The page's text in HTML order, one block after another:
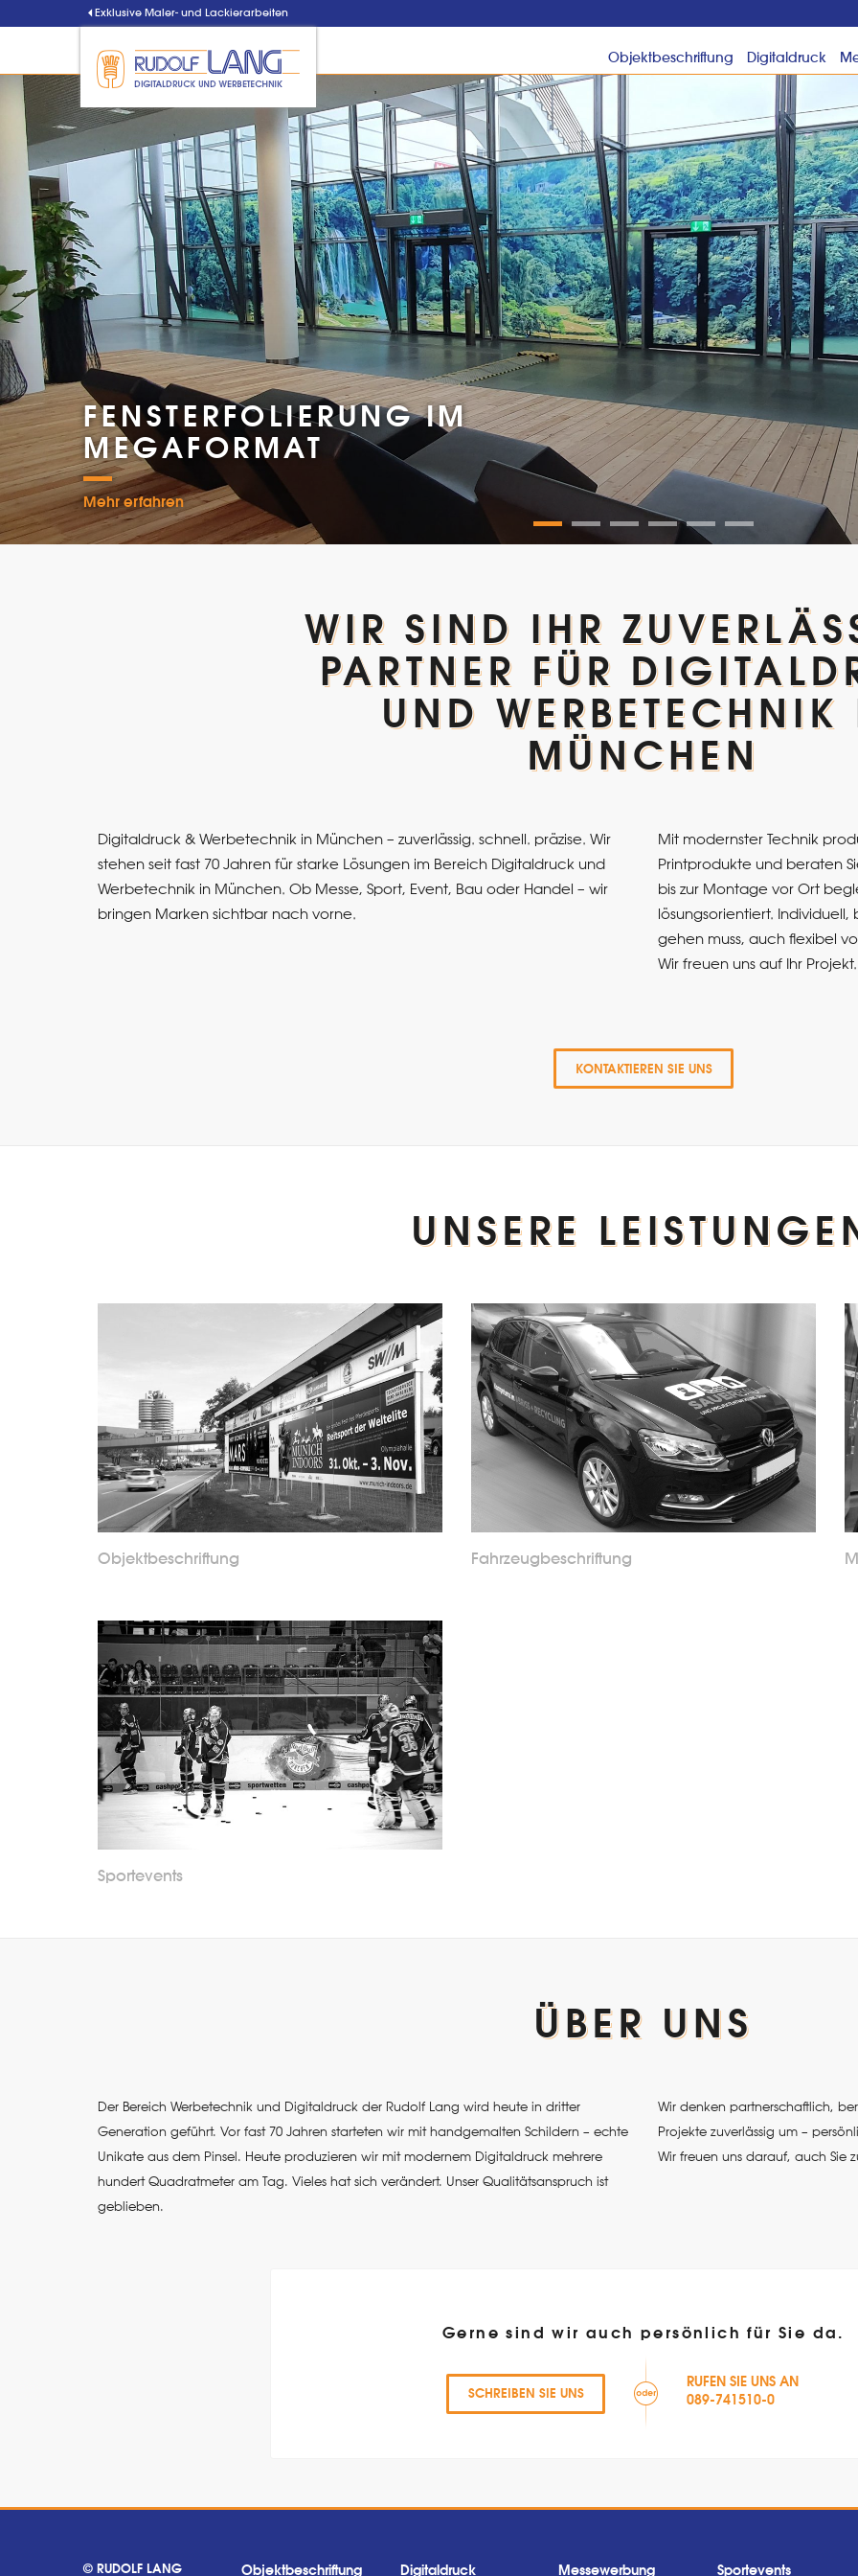
Exklusive Maler- und Lackierarbeiten
Objektbeschriftung Digitaldruck
FENSTERFOLIERUNG IM
MEGAFORMAT
Mehr erfahren
WIR SIND IHR
PARTNER FÜR
UND WERBETECHNIK
MÜNCHEN
Digitaldruck & Werbetechnik in München – zuverlässig. schnell. präzise. Wir
stehen seit fast 70 Jahren für starke Lösungen im Bereich Digitaldruck und
Werbetechnik in München. Ob Messe, Sport, Event, Bau oder Handel – wir
bringen Marken sichtbar nach vorne.
Mit modernster Technik
Printprodukte und beraten
bis zur Montage vor Ort
lösungsorientiert.
gehen muss, auch flexibel
Wir freuen uns auf Ihr Projekt.
KONTAKTIEREN SIE UNS
UNSERE
Objektbeschriftung Fahrzeugbeschriftung
Sportevents
ÜBER UNS
Der Bereich Werbetechnik und Digitaldruck der Rudolf Lang wird heute in dritter
Generation geführt. Vor fast 70 Jahren starteten wir mit handgemalten Schildern – echte
Unikate aus dem Pinsel. Heute produzieren wir mit modernem Digitaldruck mehrere
hundert Quadratmeter am Tag. Vieles hat sich verändert. Unser Qualitätsanspruch ist
geblieben.
Wir denken partnerschaftlich,
Projekte zuverlässig um –
Wir freuen uns darauf, auch Sie
Gerne sind wir auch persönlich für Sie da.
SCHREIBEN SIE UNS
RUFEN SIE UNS AN
089-741510-0
© RUDOLF LANG Objektbeschriftung Digitaldruck Messewerbung Sportevents